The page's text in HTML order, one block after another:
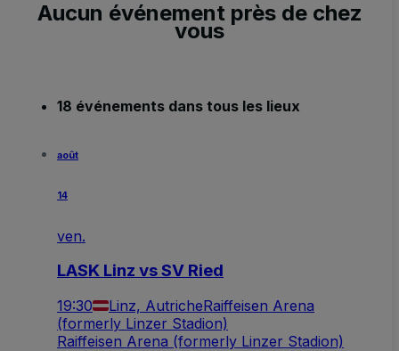
Aucun événement près de chez
vous
18 événements dans tous les lieux
août
14
ven.
LASK Linz vs SV Ried
19:30 Linz, AutricheRaiffeisen Arena
(formerly Linzer Stadion)
Raiffeisen Arena (formerly Linzer Stadion)